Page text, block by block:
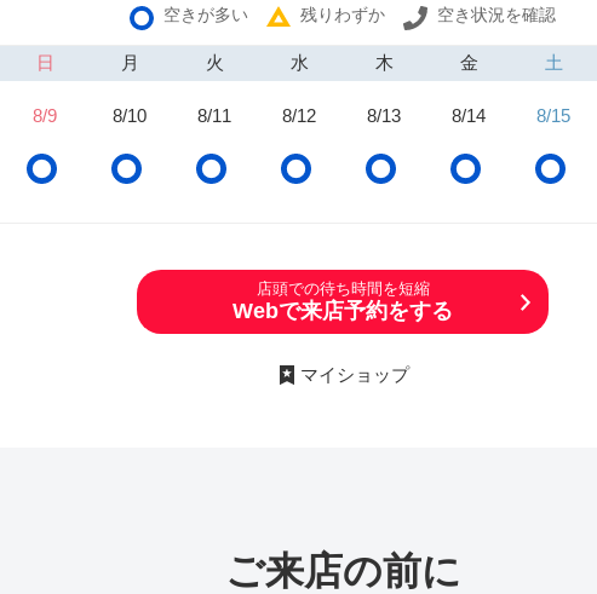
空きが多い 残りわずか 空き状況を確認
日 月 火 水 木 金 土
8/9 8/10 8/11 8/12 8/13 8/14 8/15
店頭での待ち時間を短縮
Webで来店予約をする
マイショップ
ご来店の前に